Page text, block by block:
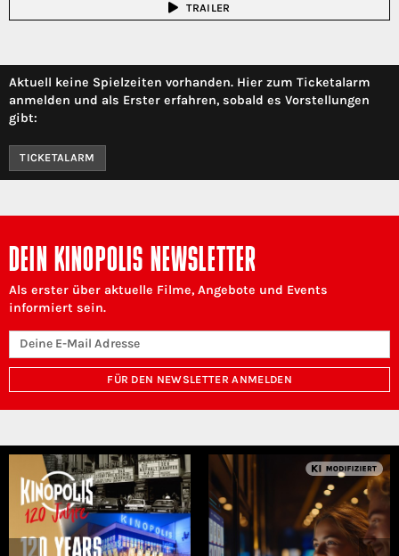
TRAILER
Aktuell keine Spielzeiten vorhanden. Hier zum Ticketalarm
anmelden und als Erster erfahren, sobald es Vorstellungen
gibt:
TICKETALARM
DEIN KINOPOLIS NEWSLETTER
Als erster über aktuelle Filme, Angebote und Events
informiert sein.
FÜR DEN NEWSLETTER ANMELDEN